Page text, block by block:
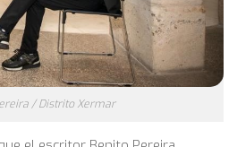
/ Distrito Xermar